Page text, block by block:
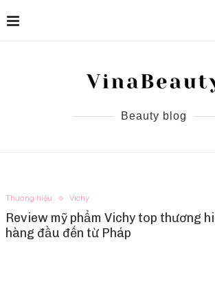
Beauty blog
Thương hiệu Vichy
Review mỹ phẩm Vichy top thương
hàng đầu đến từ Pháp